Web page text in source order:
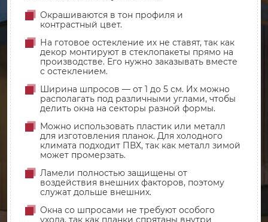
Окрашиваются в тон профиля и
контрастный цвет.
На готовое остекление их не ставят, так как
декор монтируют в стеклопакеты прямо на
производстве. Его нужно заказывать вместе
с остеклением.
Ширина шпросов — от 1 до 5 см. Их можно
располагать под различными углами, чтобы
делить окна на секторы разной формы.
Можно использовать пластик или металл
для изготовления планок. Для холодного
климата подходит ПВХ, так как металл зимой
может промерзать.
Ламели полностью защищены от
воздействия внешних факторов, поэтому
служат дольше внешних.
Окна со шпросами не требуют особого
ухода, так как планки спрятаны внутри